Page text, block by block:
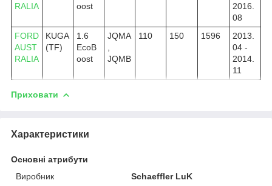
RALIA
oost
2016.
08
FORD
AUST
RALIA
KUGA
(TF)
1.6
EcoB
oost
JQMA
JQMB
110 150 1596
2013.
04 -
2014.
11
Приховати
Характеристики
Основні атрибути
Виробник
Schaeffler LuK